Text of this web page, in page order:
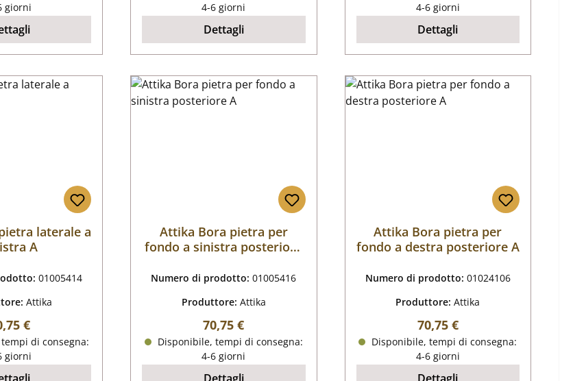
giorni
4-6 giorni
Dettagli
4-6 giorni
Dettagli
laterale a
A
01005414
Attika
normale:
€
di consegna:
giorni
Attika Bora pietra per
fondo a sinistra posteriore
Numero di prodotto:01005416
Produttore: Attika
Prezzo normale:
70,75 €
Disponibile, tempi di consegna:
4-6 giorni
Attika Bora pietra per
fondo a destra posteriore A
Numero di prodotto: 01024106
Produttore:Attika
Prezzo normale:
70,75 €
Disponibile, tempi di consegna:
4-6 giorni